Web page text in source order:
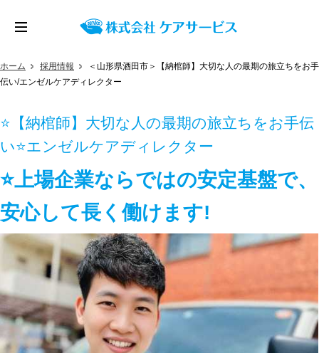
ホーム 採用情報
＜山形県酒田市＞【納棺師】大切な人の最期の旅立ちをお手
伝い/エンゼルケアディレクター
⭐【納棺師】大切な人の最期の旅立ちをお手伝
い⭐エンゼルケアディレクター
⭐上場企業ならではの安定基盤で、
安心して長く働けます!